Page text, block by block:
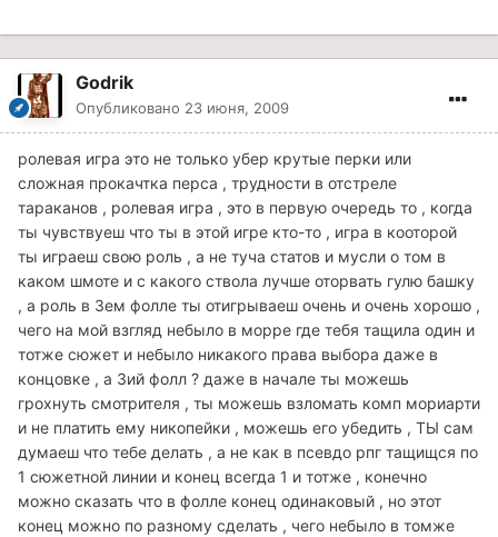
Godrik
Опубликовано 23 июня, 2009
ролевая игра это не только убер крутые перки или
сложная прокачтка перса , трудности в отстреле
тараканов , ролевая игра , это в первую очередь то , когда
ты чувствуеш что ты в этой игре кто-то , игра в кооторой
ты играеш свою роль , а не туча статов и мусли о том в
каком шмоте и с какого ствола лучше оторвать гулю башку
, а роль в 3ем фолле ты отигрываеш очень и очень хорошо ,
чего на мой взгляд небыло в морре где тебя тащила один и
тотже сюжет и небыло никакого права выбора даже в
концовке , а 3ий фолл ? даже в начале ты можешь
грохнуть смотрителя , ты можешь взломать комп мориарти
и не платить ему никопейки , можешь его убедить , ТЫ сам
думаеш что тебе делать , а не как в псевдо рпг тащищся по
1 сюжетной линии и конец всегда 1 и тотже , конечно
можно сказать что в фолле конец одинаковый , но этот
конец можно по разному сделать , чего небыло в томже